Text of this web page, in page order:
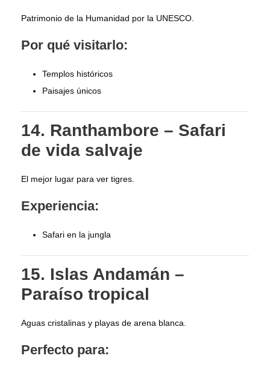
Patrimonio de la Humanidad por la UNESCO.
Por qué visitarlo:
Templos históricos
Paisajes únicos
14. Ranthambore – Safari
de vida salvaje
El mejor lugar para ver tigres.
Experiencia:
Safari en la jungla
15. Islas Andamán –
Paraíso tropical
Aguas cristalinas y playas de arena blanca.
Perfecto para: